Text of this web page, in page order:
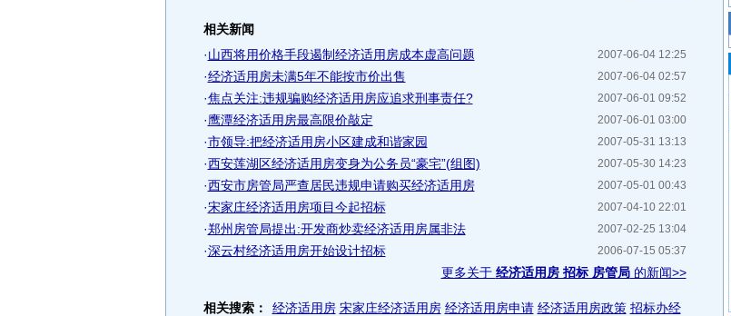
相关新闻
2007-06-04 12:25
·山西将用价格手段遏制经济适用房成本虚高问题
2007-06-04 02:57
·经济适用房未满5年不能按市价出售
2007-06-01 09:52
·焦点关注:违规骗购经济适用房应追求刑事责任?
2007-06-01 03:00
·鹰潭经济适用房最高限价敲定
2007-05-31 13:13
·市领导:把经济适用房小区建成和谐家园
2007-05-30 14:23
·西安莲湖区经济适用房变身为公务员“豪宅”(组图)
2007-05-01 00:43
·西安市房管局严查居民违规申请购买经济适用房
2007-04-10 22:01
·宋家庄经济适用房项目今起招标
2007-02-25 13:04
·郑州房管局提出:开发商炒卖经济适用房属非法
2006-07-15 05:37
·深云村经济适用房开始设计招标
更多关于 经济适用房 招标 房管局的新闻>>
相关搜索： 经济适用房 宋家庄经济适用房 经济适用房申请 经济适用房政策 招标办经